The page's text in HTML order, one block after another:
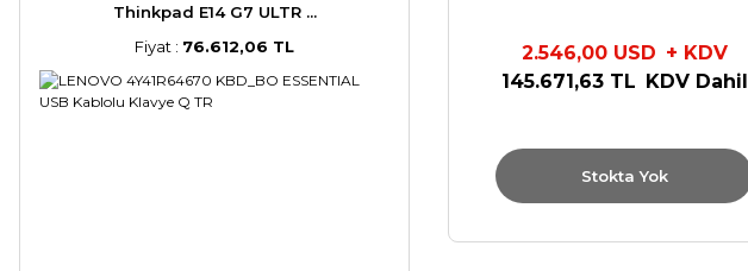
Thinkpad E14 G7 ULTR ...
Fiyat : 76.612,06 TL 2.546,00 USD + KDV
145.671,63 TL KDV Dahil
Stokta Yok